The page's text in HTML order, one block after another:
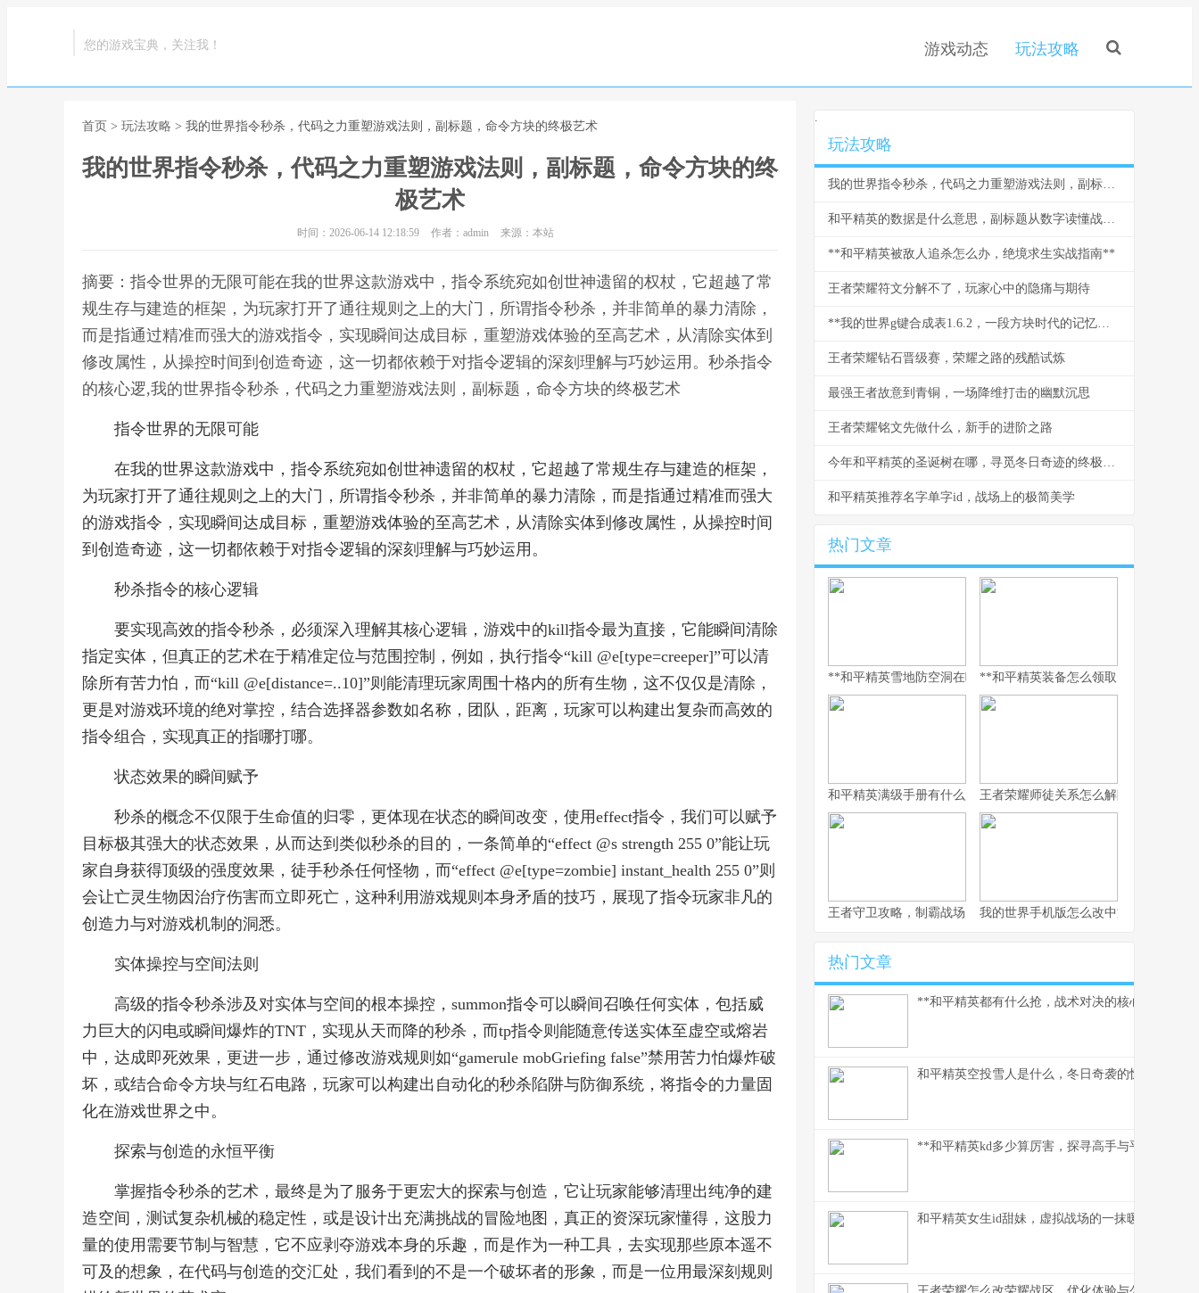
您的游戏宝典，关注我！ 游戏动态 玩法攻略
首页 > 玩法攻略 > 我的世界指令秒杀，代码之力重塑游戏法则，副标题，命令方块的终极艺术
我的世界指令秒杀，代码之力重塑游戏法则，副标题，命令方块的终
极艺术
时间：2026-06-14 12:18:59 作者：admin 来源：本站
摘要：指令世界的无限可能在我的世界这款游戏中，指令系统宛如创世神遗留的权杖，它超越了常
规生存与建造的框架，为玩家打开了通往规则之上的大门，所谓指令秒杀，并非简单的暴力清除，
而是指通过精准而强大的游戏指令，实现瞬间达成目标，重塑游戏体验的至高艺术，从清除实体到
修改属性，从操控时间到创造奇迹，这一切都依赖于对指令逻辑的深刻理解与巧妙运用。秒杀指令
的核心逻,我的世界指令秒杀，代码之力重塑游戏法则，副标题，命令方块的终极艺术
指令世界的无限可能
在我的世界这款游戏中，指令系统宛如创世神遗留的权杖，它超越了常规生存与建造的框架，
为玩家打开了通往规则之上的大门，所谓指令秒杀，并非简单的暴力清除，而是指通过精准而强大
的游戏指令，实现瞬间达成目标，重塑游戏体验的至高艺术，从清除实体到修改属性，从操控时间
到创造奇迹，这一切都依赖于对指令逻辑的深刻理解与巧妙运用。
秒杀指令的核心逻辑
要实现高效的指令秒杀，必须深入理解其核心逻辑，游戏中的kill指令最为直接，它能瞬间清除
指定实体，但真正的艺术在于精准定位与范围控制，例如，执行指令“kill @e[type=creeper]”可以清
除所有苦力怕，而“kill @e[distance=..10]”则能清理玩家周围十格内的所有生物，这不仅仅是清除，
更是对游戏环境的绝对掌控，结合选择器参数如名称，团队，距离，玩家可以构建出复杂而高效的
指令组合，实现真正的指哪打哪。
状态效果的瞬间赋予
秒杀的概念不仅限于生命值的归零，更体现在状态的瞬间改变，使用effect指令，我们可以赋予
目标极其强大的状态效果，从而达到类似秒杀的目的，一条简单的“effect @s strength 255 0”能让玩
家自身获得顶级的强度效果，徒手秒杀任何怪物，而“effect @e[type=zombie] instant_health 255 0”则
会让亡灵生物因治疗伤害而立即死亡，这种利用游戏规则本身矛盾的技巧，展现了指令玩家非凡的
创造力与对游戏机制的洞悉。
实体操控与空间法则
高级的指令秒杀涉及对实体与空间的根本操控，summon指令可以瞬间召唤任何实体，包括威
力巨大的闪电或瞬间爆炸的TNT，实现从天而降的秒杀，而tp指令则能随意传送实体至虚空或熔岩
中，达成即死效果，更进一步，通过修改游戏规则如“gamerule mobGriefing false”禁用苦力怕爆炸破
坏，或结合命令方块与红石电路，玩家可以构建出自动化的秒杀陷阱与防御系统，将指令的力量固
化在游戏世界之中。
探索与创造的永恒平衡
掌握指令秒杀的艺术，最终是为了服务于更宏大的探索与创造，它让玩家能够清理出纯净的建
造空间，测试复杂机械的稳定性，或是设计出充满挑战的冒险地图，真正的资深玩家懂得，这股力
量的使用需要节制与智慧，它不应剥夺游戏本身的乐趣，而是作为一种工具，去实现那些原本遥不
可及的想象，在代码与创造的交汇处，我们看到的不是一个破坏者的形象，而是一位用最深刻规则
.
玩法攻略
我的世界指令秒杀，代码之力重塑游戏法则，副标题，命令方块的终极艺术
和平精英的数据是什么意思，副标题从数字读懂战场胜负手
**和平精英被敌人追杀怎么办，绝境求生实战指南**
王者荣耀符文分解不了，玩家心中的隐痛与期待
**我的世界g键合成表1.6.2，一段方块时代的记忆烙印**
王者荣耀钻石晋级赛，荣耀之路的残酷试炼
最强王者故意到青铜，一场降维打击的幽默沉思
王者荣耀铭文先做什么，新手的进阶之路
今年和平精英的圣诞树在哪，寻觅冬日奇迹的终极坐标
和平精英推荐名字单字id，战场上的极简美学
热门文章
**和平精英雪地防空洞在哪里，副标题，冰封秘境与战术宝库探寻
**和平精英装备怎么领取，资深玩家
和平精英满级手册有什么用，解锁巅峰体验的多维钥匙
王者荣耀师徒关系怎么解除，游戏情谊
王者守卫攻略，制霸战场的不败法则，副标题，资深玩家的战术精
我的世界手机版怎么改中文，一份玩家
热门文章
**和平精英都有什么抢，战术对决的核心武器库**
和平精英空投雪人是什么，冬日奇袭的惊喜彩蛋
**和平精英kd多少算厉害，探寻高手与平民的真实
和平精英女生id甜妹，虚拟战场的一抹暖色，副标